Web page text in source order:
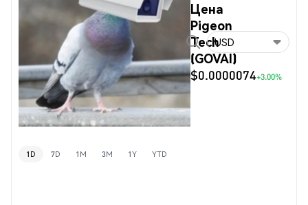
Цена
Pigeon
Tech
(GOVAI)
$0.0000074+3.00%
USD
1D 7D 1M 3M 1Y YTD